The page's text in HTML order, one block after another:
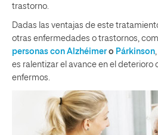
trastorno.
Dadas las ventajas de este
otras enfermedades o trastornos,
personas con Alzhéimer o Párkinson
es ralentizar el avance en el deterioro
enfermos.